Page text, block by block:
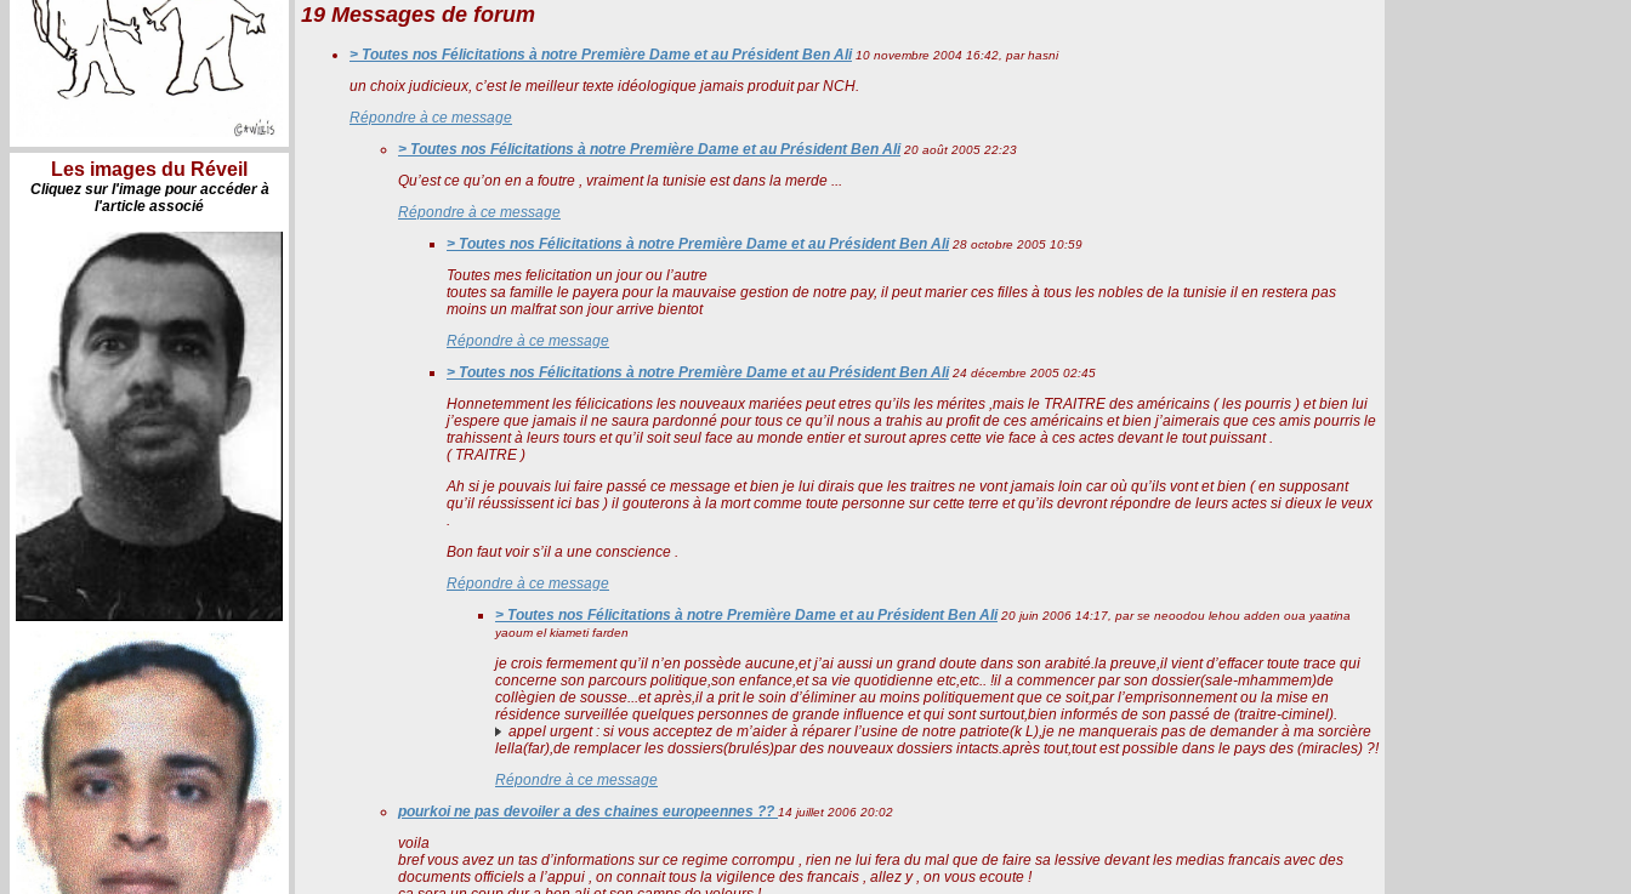
Les images du Réveil
Cliquez sur l'image pour accéder à
l'article associé
19 Messages de forum
> Toutes nos Félicitations à notre Première Dame et au Président Ben Ali 10 novembre 2004 16:42, parhasni
un choix judicieux, c’est le meilleur texte idéologique jamais produit par NCH.
Répondre à ce message
> Toutes nos Félicitations à notre Première Dame et au Président Ben Ali 20 août 2005 22:23
Qu’est ce qu’on en a foutre , vraiment la tunisie est dans la merde ...
Répondre à ce message
> Toutes nos Félicitations à notre Première Dame et au Président Ben Ali 28 octobre 2005 10:59
Toutes mes felicitation un jour ou l’autre
toutes sa famille le payera pour la mauvaise gestion de notre pay, il peut marier ces filles à tous les nobles de la tunisie il en restera pas
moins un malfrat son jour arrive bientot
Répondre à ce message
> Toutes nos Félicitations à notre Première Dame et au Président Ben Ali 24 décembre 2005 02:45
Honnetemment les félicications les nouveaux mariées peut etres qu’ils les mérites ,mais le TRAITRE des américains ( les pourris ) et bien lui
j’espere que jamais il ne saura pardonné pour tous ce qu’il nous a trahis au profit de ces américains et bien j’aimerais que ces amis pourris le
trahissent à leurs tours et qu’il soit seul face au monde entier et surout apres cette vie face à ces actes devant le tout puissant .
( TRAITRE )
Ah si je pouvais lui faire passé ce message et bien je lui dirais que les traitres ne vont jamais loin car où qu’ils vont et bien ( en supposant
qu’il réussissent ici bas ) il gouterons à la mort comme toute personne sur cette terre et qu’ils devront répondre de leurs actes si dieux le veux
Bon faut voir s’il a une conscience .
Répondre à ce message
> Toutes nos Félicitations à notre Première Dame et au Président Ben Ali 20 juin 2006 14:17, parse neoodou lehou adden oua yaatina
yaoum el kiameti farden
je crois fermement qu’il n’en possède aucune,et j’ai aussi un grand doute dans son arabité.la preuve,il vient d’effacer toute trace qui
concerne son parcours politique,son enfance,et sa vie quotidienne etc,etc.. !il a commencer par son dossier(sale-mhammem)de
collègien de sousse...et après,il a prit le soin d’éliminer au moins politiquement que ce soit,par l’emprisonnement ou la mise en
résidence surveillée quelques personnes de grande influence et qui sont surtout,bien informés de son passé de (traitre-ciminel).
appel urgent : si vous acceptez de m’aider à réparer l’usine de notre patriote(k L),je ne manquerais pas de demander à ma sorcière
lella(far),de remplacer les dossiers(brulés)par des nouveaux dossiers intacts.après tout,tout est possible dans le pays des (miracles) ?!
Répondre à ce message
pourkoi ne pas devoiler a des chaines europeennes ?? 14 juillet 2006 20:02
voila
bref vous avez un tas d’informations sur ce regime corrompu , rien ne lui fera du mal que de faire sa lessive devant les medias francais avec des
documents officiels a l’appui , on connait tous la vigilence des francais , allez y , on vous ecoute !